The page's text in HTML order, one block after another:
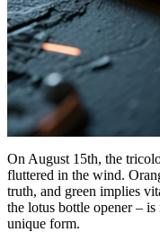
On August 15th, the
fluttered in the wind.
truth, and green implies
the lotus bottle opener –
unique form.